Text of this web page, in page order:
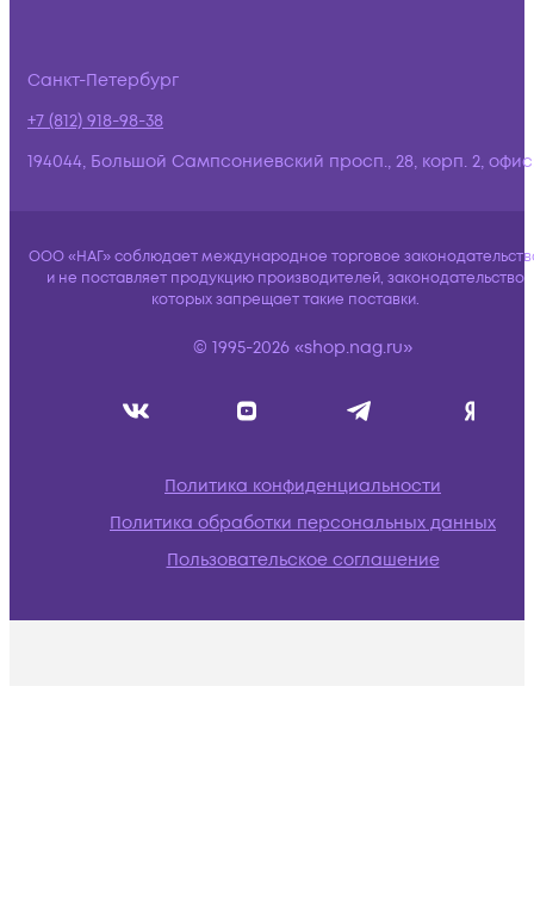
Санкт-Петербург
+7 (812) 918-98-38
194044, Большой Сампсониевский просп., 28, корп. 2,
ООО «НАГ» соблюдает международное торговое
и не поставляет продукцию производителей, законодательство
которых запрещает такие поставки.
© 1995-2026 «shop.nag.ru»
Политика конфиденциальности
Политика обработки персональных данных
Пользовательское соглашение